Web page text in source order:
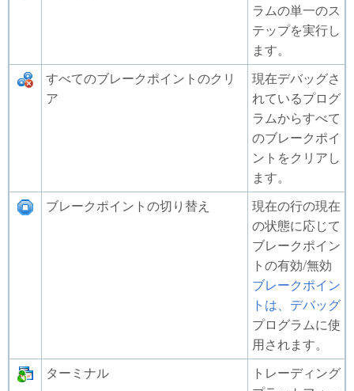
ラムの単一のス
テップを実行し
ます。
すべてのブレークポイントのクリ
ア
現在デバッグさ
れているプログ
ラムからすべて
のブレークポイ
ントをクリアし
ます。
ブレークポイントの切り替え
現在の行の現在
の状態に応じて
ブレークポイン
トの有効/無効
ブレークポイン
トは、デバッグ
プログラムに使
用されます。
ターミナル
トレーディング